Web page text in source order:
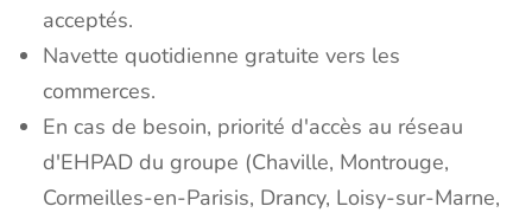
acceptés.
Navette quotidienne gratuite vers les
commerces.
En cas de besoin, priorité d'accès au réseau
d'EHPAD du groupe (Chaville, Montrouge,
Cormeilles-en-Parisis, Drancy, Loisy-sur-Marne,